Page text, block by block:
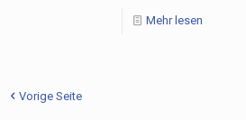
Mehr lesen
Vorige Seite